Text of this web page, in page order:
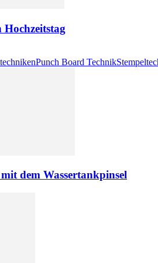
Hochzeitstag
Punch Board Technik
dem Wassertankpinsel